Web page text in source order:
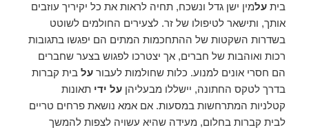
ביתעלמין ישן גדל ונשכח, תחיה לראות את כל יקיריך עוזבים
אותך, ותישאר לטיפולו של זר. לצעירים החולמים לשוטט
בשדרות השקטות של ההתחכמות המתים הם יפגשו בתגובות
רכות ואוהבות של חברים, אך יצטרכו לפגוש בצער שחברים
הם חסרי אונים למנוע. כלות שחולמות לעבורעל בית קברות
בדרך לטקס החתונה, יישללו מבעליהןעל ידי תאונות
קטלניות המתרחשות במסעות. אם אמא נושאת פרחים טריים
לבית קברות בחלום, מעידה שהיא עשויה לצפות להמשך